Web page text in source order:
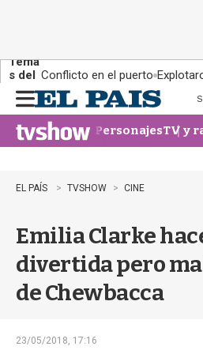
Tema
s del
día:
Conflicto en el puerto
n
u
PersonajesTV y
EL PAÍS TVSHOW CINE
Emilia Clarke
divertida pero
de Chewbacca
23/05/2018, 17:16